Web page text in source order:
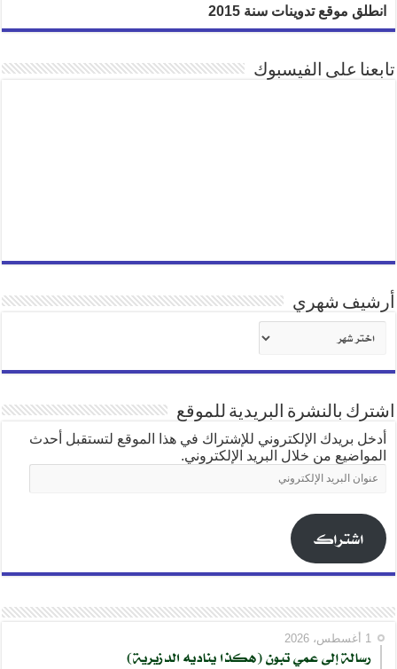
انطلق موقع تدوينات سنة 2015
تابعنا على الفيسبوك
أرشيف شهري
شهري
اشترك بالنشرة البريدية للموقع
أدخل بريدك الإلكتروني للإشتراك في هذا الموقع لتستقبل أحدث
المواضيع من خلال البريد الإلكتروني.
عنوان
البريد
اشتراك
1 أغسطس، 2026
رسالة إلى عمي تبون (هكذا يناديه الدزيرية)